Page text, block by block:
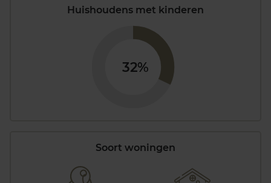
Huishoudens met kinderen
32%
Soort woningen